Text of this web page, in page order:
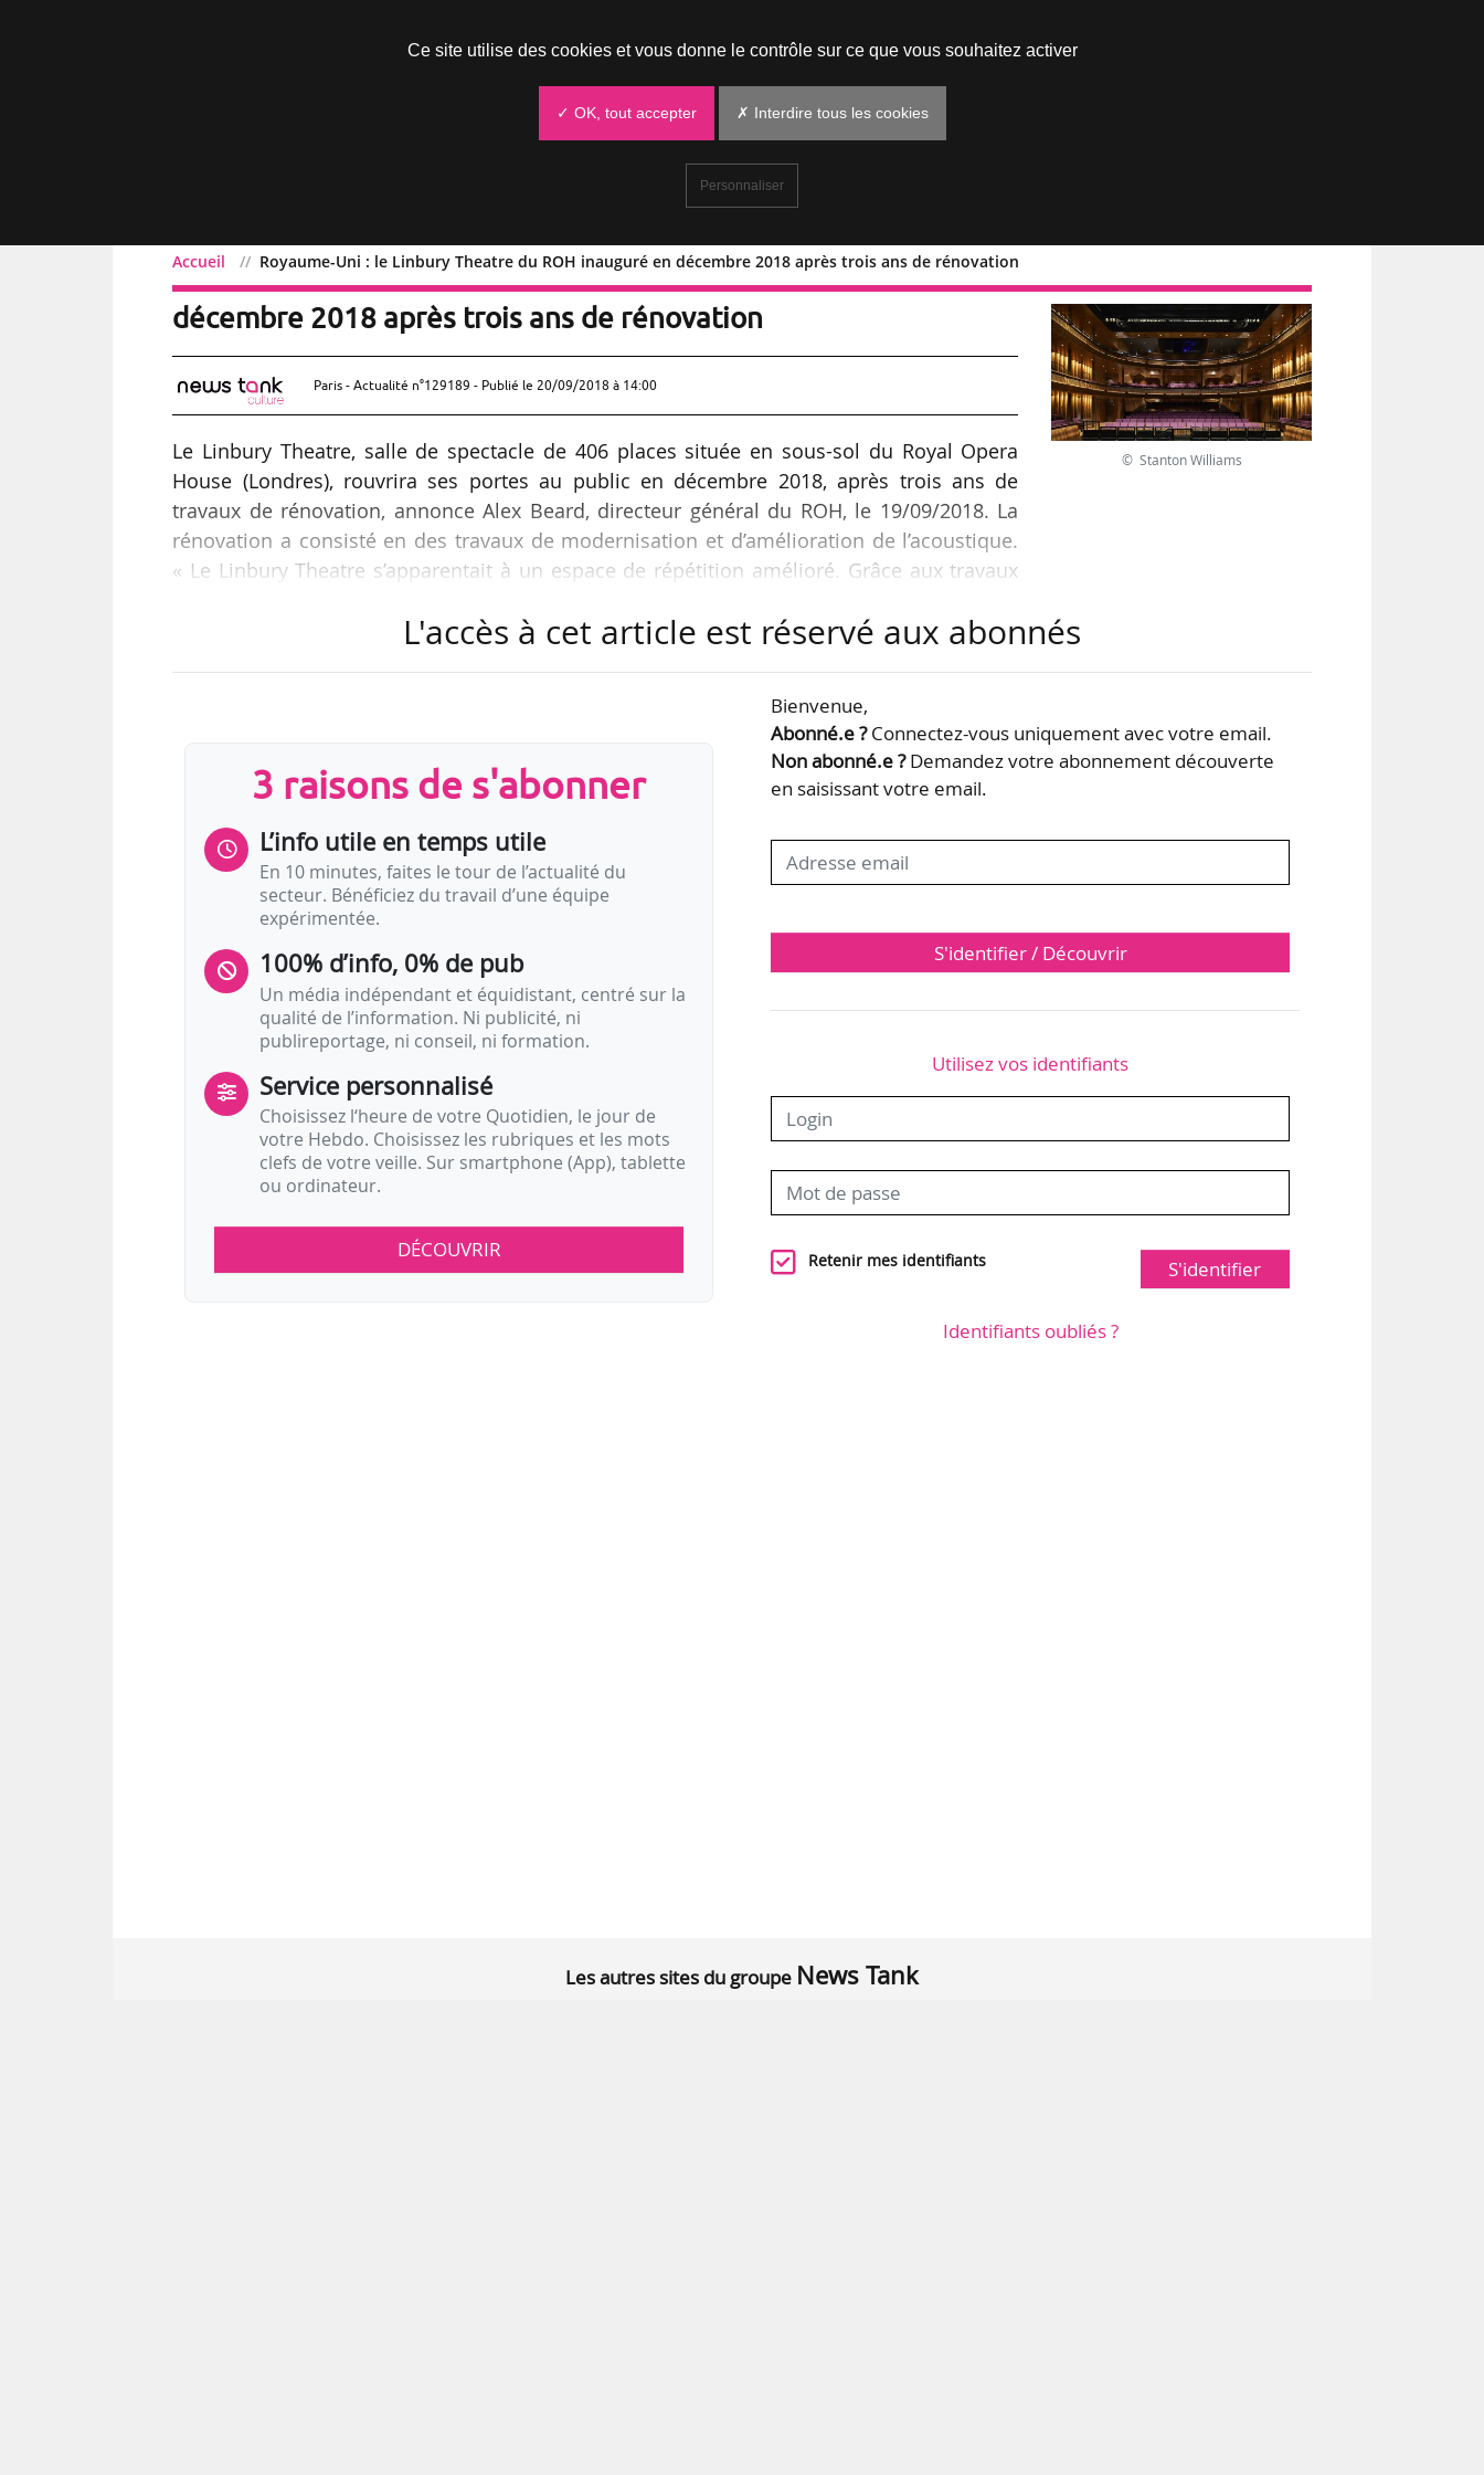
Accueil Royaume-Uni : le Linbury Theatre du ROH inauguré en décembre 2018 après trois ans de rénovation
Royaume-Uni : le Linbury Theatre du ROH inauguré en
décembre 2018 après trois ans de rénovation
Paris - Actualité n°129189 - Publié le 20/09/2018 à 14:00
Le Linbury Theatre, salle de spectacle de 406 places située en sous-sol du Royal Opera
House (Londres), rouvrira ses portes au public en décembre 2018, après trois ans de
travaux de rénovation, annonce Alex Beard, directeur général du ROH, le 19/09/2018. La
rénovation a consisté en des travaux de modernisation et d’amélioration de l’acoustique.
« Le Linbury Theatre s’apparentait à un espace de répétition amélioré. Grâce aux travaux
pourra accueillir, dans des conditions optimales, des spectacles d’opéra et de ballet »,
© Stanton Williams
L'accès à cet article est réservé aux abonnés
3 raisons de s'abonner
L’info utile en temps utile
En 10 minutes, faites le tour de l’actualité du
secteur. Bénéficiez du travail d’une équipe
expérimentée.
100% d’info, 0% de pub
Un média indépendant et équidistant, centré sur la
qualité de l’information. Ni publicité, ni
publireportage, ni conseil, ni formation.
Service personnalisé
Choisissez l‘heure de votre Quotidien, le jour de
votre Hebdo. Choisissez les rubriques et les mots
clefs de votre veille. Sur smartphone (App), tablette
ou ordinateur.
DÉCOUVRIR
Bienvenue,
Abonné.e ?Connectez-vous uniquement avec votre email.
Non abonné.e ?Demandez votre abonnement découverte
en saisissant votre email.
S'identifier / Découvrir
Utilisez vos identifiants
Retenir mes identifiants S'identifier
Identifiants oubliés ?
Les autres sites du groupe News Tank
Ce site utilise des cookies et vous donne le contrôle sur ce que vous souhaitez activer
✓ OK, tout accepter ✗ Interdire tous les cookies
Personnaliser